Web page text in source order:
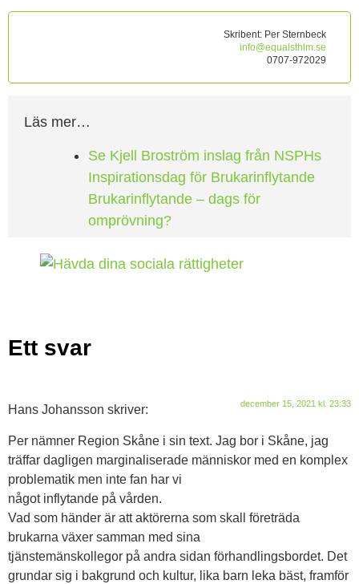
Skribent: Per Sternbeck
info@equalsthlm.se
0707-972029
Läs mer…
Se Kjell Broström inslag från NSPHs
Inspirationsdag för Brukarinflytande
Brukarinflytande – dags för
omprövning?
Ett svar
Hans Johansson skriver: december 15, 2021 kl. 23:33
Per nämner Region Skåne i sin text. Jag bor i Skåne, jag
träffar dagligen marginaliserade människor med en komplex
problematik men inte fan har vi
något inflytande på vården.
Vad som händer är att aktörerna som skall företräda
brukarna växer samman med sina
tjänstemänskollegor på andra sidan förhandlingsbordet. Det
grundar sig i bakgrund och kultur, lika barn leka bäst, framför